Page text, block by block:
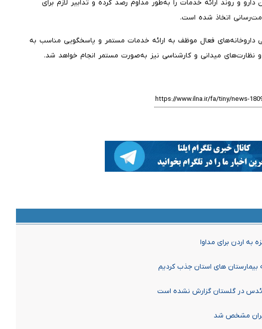
و روند ارائه خدمات را به‌طور مداوم رصد کرده و تدابیر لازم برای
اتخاذ شده است.
داروخانه‌های فعال موظف به ارائه خدمات مستمر و پاسخگویی مناسب به
و نظارت‌های میدانی و کارشناسی نیز به‌صورت مستمر انجام خواهد شد.
در گلستان گزارش نشده است
مشخص شد